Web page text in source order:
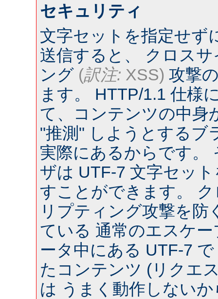
セキュリティ
文字セットを指定せず
送信すると、 クロス
ング (訳注: XSS) 攻撃
ます。 HTTP/1.1 仕様
て、コンテンツの中身
"推測" しようとするブ
実際にあるからです。
ザは UTF-7 文字セッ
すことができます。
リプティング攻撃を防
ている 通常のエスケ
ータ中にある UTF-7
たコンテンツ (リクエ
は うまく動作しない